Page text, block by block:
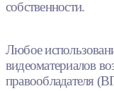
собственности.
Любое
видеоматериалов
правообладателя